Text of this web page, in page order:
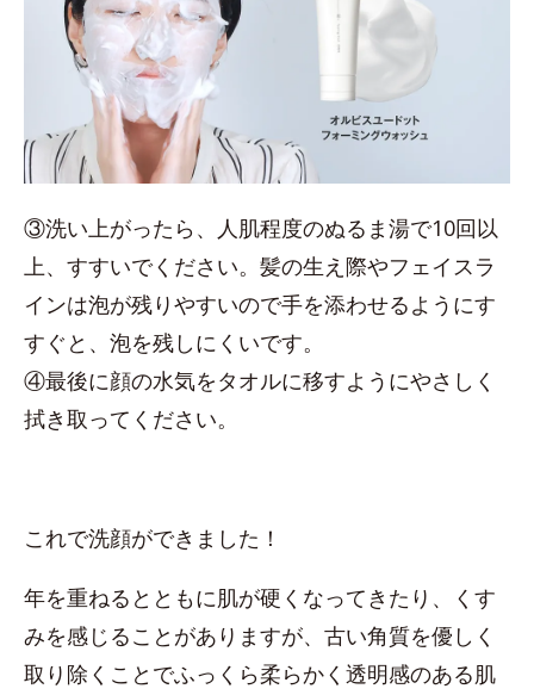
③洗い上がったら、人肌程度のぬるま湯で10回以
上、すすいでください。髪の生え際やフェイスラ
インは泡が残りやすいので手を添わせるようにす
すぐと、泡を残しにくいです。
④最後に顔の水気をタオルに移すようにやさしく
拭き取ってください。
これで洗顔ができました！
年を重ねるとともに肌が硬くなってきたり、くす
みを感じることがありますが、古い角質を優しく
取り除くことでふっくら柔らかく透明感のある肌